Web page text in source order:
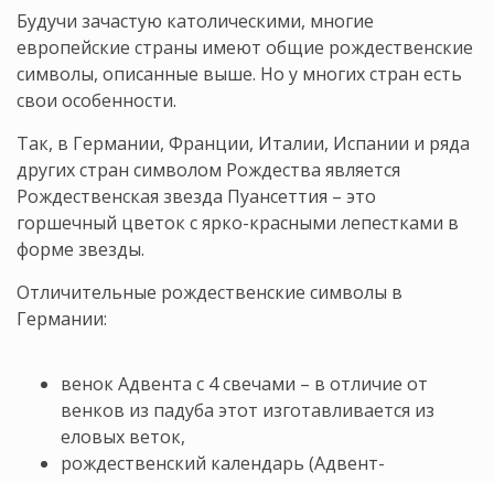
Будучи зачастую католическими, многие
европейские страны имеют общие рождественские
символы, описанные выше. Но у многих стран есть
свои особенности.
Так, в Германии, Франции, Италии, Испании и ряда
других стран символом Рождества является
Рождественская звезда Пуансеттия – это
горшечный цветок с ярко-красными лепестками в
форме звезды.
Отличительные рождественские символы в
Германии:
венок Адвента с 4 свечами – в отличие от
венков из падуба этот изготавливается из
еловых веток,
рождественский календарь (Адвент-